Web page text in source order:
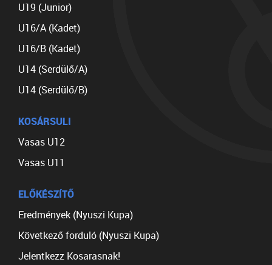
U19 (Junior)
U16/A (Kadet)
U16/B (Kadet)
U14 (Serdülő/A)
U14 (Serdülő/B)
KOSÁRSULI
Vasas U12
Vasas U11
ELŐKÉSZÍTŐ
Eredmények (Nyuszi Kupa)
Következő forduló (Nyuszi Kupa)
Jelentkezz Kosarasnak!